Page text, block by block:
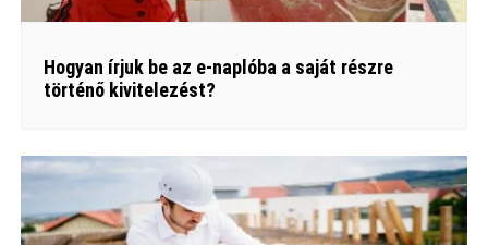
Hogyan írjuk be az e-naplóba a saját részre
történő kivitelezést?